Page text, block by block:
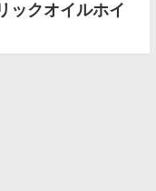
ックオイルホイ